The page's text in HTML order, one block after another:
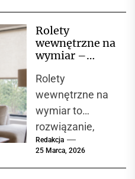
zakup nowego
mieszkania lub
to,...
Rolety
wewnętrzne na
wymiar –
estetyka i
funkcjonalność
w jednym
rozwiązaniu
Rolety
wewnętrzne na
wymiar to
rozwiązanie,
które zyskuje
Redakcja
25 Marca, 2026